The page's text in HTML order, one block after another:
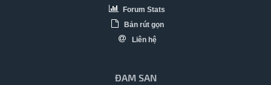
Forum Stats
Bản rút gọn
Liên hệ
ĐAM SAN